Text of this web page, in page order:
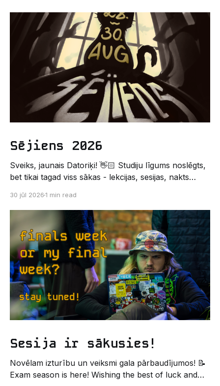
Sējiens 2026
Sveiks, jaunais Datoriķi! 👋🏻 Studiju līgums noslēgts,
bet tikai tagad viss sākas - lekcijas, sesijas, nakts
Un kas gan būtu labāks veids, kā iepazīt savu jauno
dzīvi LU EZTF datoriķu vidē, par došanos uz
leģendāro “Sējienu”? 🐱 Šī pirmsaristoteļa nometne
palīdzēs tev iegūt pirmos draugus, ieskatu studenta
30 jūl 20261 min read
Sesija ir sākusies!
Novēlam izturību un veiksmi gala pārbaudījumos! 📝
Exam season is here! Wishing the best of luck and